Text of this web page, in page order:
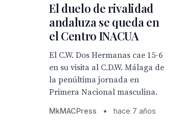
El duelo de rivalidad
andaluza se queda en
el Centro INACUA
El C.W. Dos Hermanas cae 15-6
en su visita al C.D.W. Málaga de
la penúltima jornada en
Primera Nacional masculina.
MkMACPress • hace 7 años